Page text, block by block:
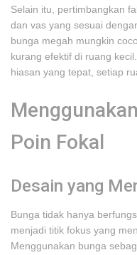
Selain itu, pertimbangkan
dan vas yang sesuai
bunga megah mungkin
kurang efektif di ruang
hiasan yang tepat, setiap
Poin Fokal
Desain yang
Bunga tidak hanya
menjadi titik fokus yang
Menggunakan bunga